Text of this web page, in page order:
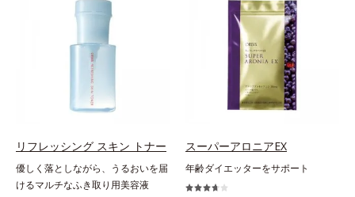
リフレッシング スキン トナー
優しく落としながら、うるおいを届
けるマルチなふき取り用美容液
スーパーアロニアEX
年齢ダイエッターをサポート